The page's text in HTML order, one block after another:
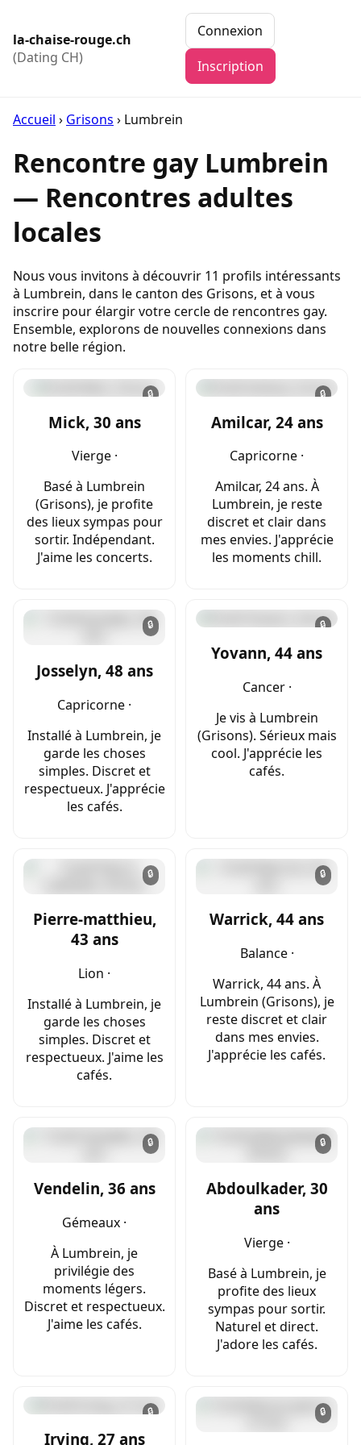
la-chaise-rouge.ch
(Dating CH)
Connexion
Inscription
Accueil › Grisons › Lumbrein
Rencontre gay Lumbrein
— Rencontres adultes
locales
Nous vous invitons à découvrir 11 profils intéressants
à Lumbrein, dans le canton des Grisons, et à vous
inscrire pour élargir votre cercle de rencontres gay.
Ensemble, explorons de nouvelles connexions dans
notre belle région.
🔒
Mick, 30 ans
Vierge ·
Basé à Lumbrein
(Grisons), je profite
des lieux sympas pour
sortir. Indépendant.
J'aime les concerts.
🔒
Amilcar, 24 ans
Capricorne ·
Amilcar, 24 ans. À
Lumbrein, je reste
discret et clair dans
mes envies. J'apprécie
les moments chill.
🔒
Josselyn, 48 ans
Capricorne ·
Installé à Lumbrein, je
garde les choses
simples. Discret et
respectueux. J'apprécie
les cafés.
🔒
Yovann, 44 ans
Cancer ·
Je vis à Lumbrein
(Grisons). Sérieux mais
cool. J'apprécie les
cafés.
🔒
Pierre-matthieu,
43 ans
Lion ·
Installé à Lumbrein, je
garde les choses
simples. Discret et
respectueux. J'aime les
cafés.
🔒
Warrick, 44 ans
Balance ·
Warrick, 44 ans. À
Lumbrein (Grisons), je
reste discret et clair
dans mes envies.
J'apprécie les cafés.
🔒
Vendelin, 36 ans
Gémeaux ·
À Lumbrein, je
privilégie des
moments légers.
Discret et respectueux.
J'aime les cafés.
🔒
Abdoulkader, 30
ans
Vierge ·
Basé à Lumbrein, je
profite des lieux
sympas pour sortir.
Naturel et direct.
J'adore les cafés.
🔒
Irving, 27 ans
🔒